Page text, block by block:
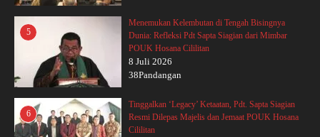
5
Menemukan Kelembutan di Tengah Bisingnya
Dunia: Refleksi Pdt Sapta Siagian dari Mimbar
POUK Hosana Cililitan
8 Juli 2026
38Pandangan
6
Tinggalkan ‘Legacy’ Ketaatan, Pdt. Sapta Siagian
Resmi Dilepas Majelis dan Jemaat POUK Hosana
Cililitan